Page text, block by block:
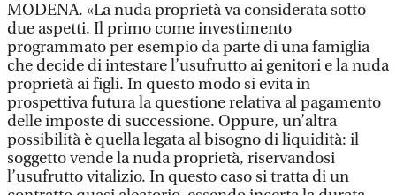
MODENA. «La nuda proprietà va considerata sotto
due aspetti. Il primo come investimento
programmato per esempio da parte di una famiglia
che decide di intestare l’usufrutto ai genitori e la nuda
proprietà ai figli. In questo modo si evita in
prospettiva futura la questione relativa al pagamento
delle imposte di successione. Oppure, un’altra
possibilità è quella legata al bisogno di liquidità: il
soggetto vende la nuda proprietà, riservandosi
l’usufrutto vitalizio. In questo caso si tratta di un